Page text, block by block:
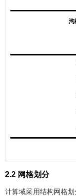
沟
2.2 网格划分
计算域采用结构网格